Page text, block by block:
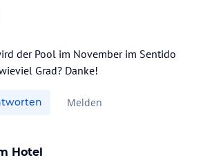
der Pool im November im Sentido
Grad? Danke!
Melden
Hotel